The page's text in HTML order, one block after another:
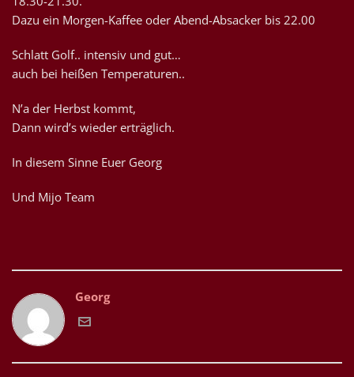
Dazu ein Morgen-Kaffee oder Abend-Absacker bis 22.00
Schlatt Golf.. intensiv und gut…
auch bei heißen Temperaturen..
N’a der Herbst kommt,
Dann wird’s wieder erträglich.
In diesem Sinne Euer Georg
Und Mijo Team
Georg